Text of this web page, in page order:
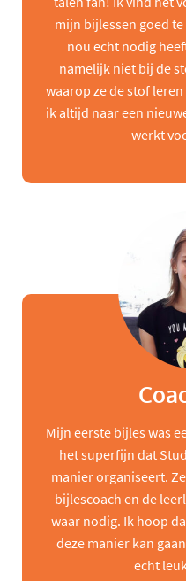
mijn bijlessen goed
nou echt nodig
namelijk niet bij de
waarop ze de stof
ik altijd naar een
werkt
Mijn eerste bijles was
het superfijn dat
manier organiseert.
bijlescoach en de
waar nodig. Ik hoop
deze manier kan
echt